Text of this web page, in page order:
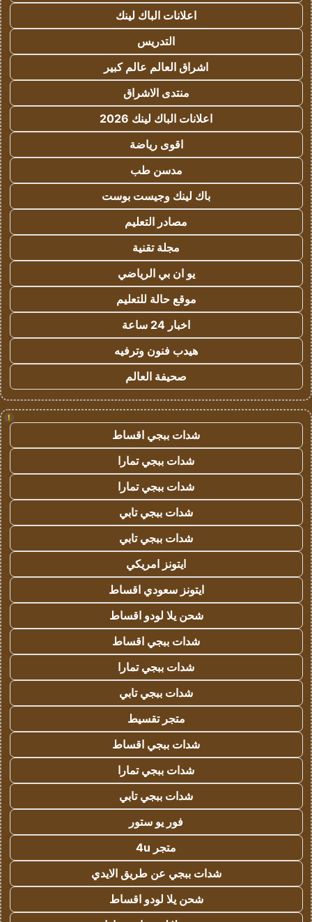
اعلانات الباك لينك
التدريس
اشراق العالم عالم كبير
منتدى الاشراق
اعلانات الباك لينك 2026
اقوى رياضة
مدسن طب
باك لينك وجيست بوست
مصادر التعليم
مجلة تقنية
يو ان بي الرياضي
موقع حالة للتعليم
اخبار 24 ساعة
هيدب فنون وترفيه
صحيفة العالم
!
شدات ببجي اقساط
شدات ببجي تمارا
شدات ببجي تمارا
شدات ببجي تابي
شدات ببجي تابي
ايتونز امريكي
ايتونز سعودي اقساط
شحن يلا لودو اقساط
شدات ببجي اقساط
شدات ببجي تمارا
شدات ببجي تابي
متجر تقسيط
شدات ببجي اقساط
شدات ببجي تمارا
شدات ببجي تابي
فور يو ستور
متجر 4u
شدات ببجي عن طريق الايدي
شحن يلا لودو اقساط